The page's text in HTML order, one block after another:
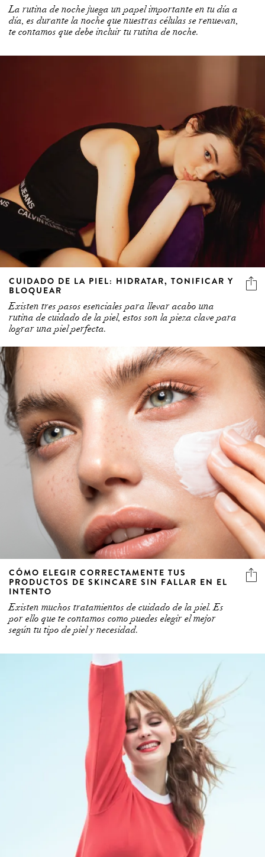
La rutina de noche juega un papel importante en tu día a
día, es durante la noche que nuestras células se renuevan,
te contamos que debe incluir tu rutina de noche.
CUIDADO DE LA PIEL: HIDRATAR, TONIFICAR Y
BLOQUEAR
Existen tres pasos esenciales para llevar acabo una
rutina de cuidado de la piel, estos son la pieza clave para
lograr una piel perfecta.
CÓMO ELEGIR CORRECTAMENTE TUS
PRODUCTOS DE SKINCARE SIN FALLAR EN EL
INTENTO
Existen muchos tratamientos de cuidado de la piel. Es
por ello que te contamos como puedes elegir el mejor
según tu tipo de piel y necesidad.